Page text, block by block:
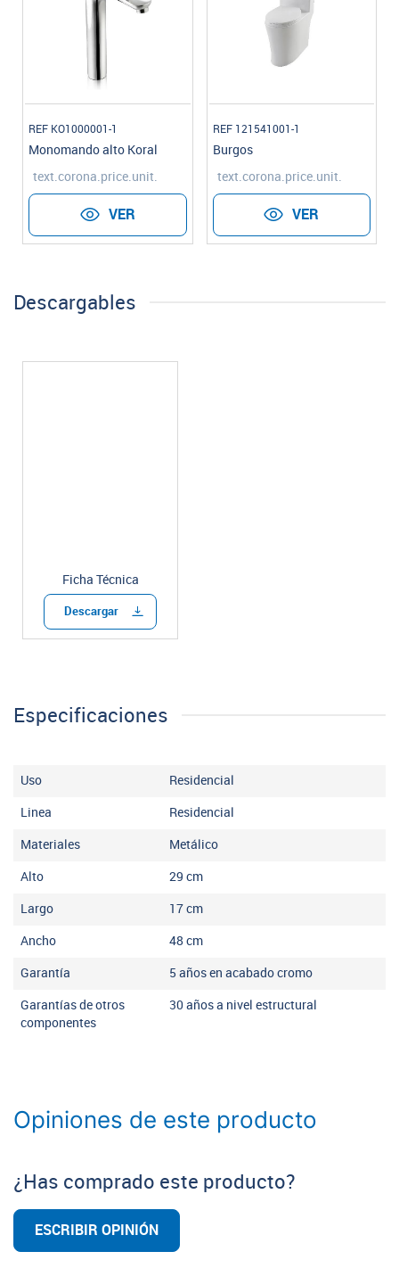
REF KO1000001-1
Monomando alto Koral
text.corona.price.unit.
VER
REF 121541001-1
Burgos
text.corona.price.unit.
VER
Descargables
Ficha Técnica
Descargar
Especificaciones
Uso Residencial
Linea Residencial
Materiales Metálico
Alto 29 cm
Largo 17cm
Ancho 48 cm
Garantía 5 años en acabado cromo
Garantías de otros
componentes
30 años a nivel estructural
Opiniones de este producto
¿Has comprado este producto?
ESCRIBIR OPINIÓN